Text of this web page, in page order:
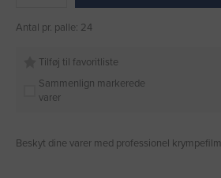
Antal pr. palle: 24
Tilføj til favoritliste
Sammenlign markerede
varer
Beskyt dine varer med professionel krympefilm